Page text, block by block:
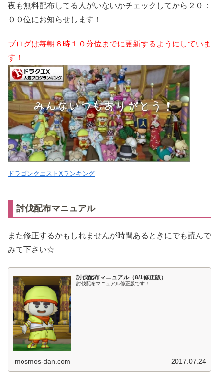
夜も無料配布してる人がいないかチェックしてから２０：
００位にお知らせします！
ブログは毎朝６時１０分位までに更新するようにしていま
す！
ドラゴンクエストXランキング
討伐配布マニュアル
また修正するかもしれませんが時間あるときにでも読んで
みて下さい☆
討伐配布マニュアル（8/1修正版）
討伐配布マニュアル修正版です！
mosmos-dan.com 2017.07.24